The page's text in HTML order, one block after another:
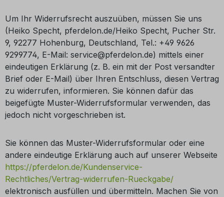
Um Ihr Widerrufsrecht auszuüben, müssen Sie uns
(Heiko Specht, pferdelon.de/Heiko Specht, Pucher Str.
9, 92277 Hohenburg, Deutschland, Tel.: +49 9626
9299774, E-Mail: service@pferdelon.de) mittels einer
eindeutigen Erklärung (z. B. ein mit der Post versandter
Brief oder E-Mail) über Ihren Entschluss, diesen Vertrag
zu widerrufen, informieren. Sie können dafür das
beigefügte Muster-Widerrufsformular verwenden, das
jedoch nicht vorgeschrieben ist.
Sie können das Muster-Widerrufsformular oder eine
andere eindeutige Erklärung auch auf unserer Webseite
https://pferdelon.de/Kundenservice-
Rechtliches/Vertrag-widerrufen-Rueckgabe/
elektronisch ausfüllen und übermitteln. Machen Sie von